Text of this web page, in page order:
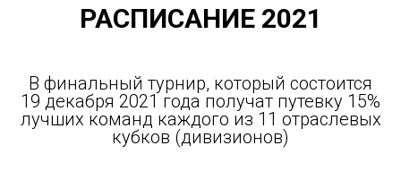
РАСПИСАНИЕ 2021
В финальный турнир, который состоится
19 декабря 2021 года получат путевку 15%
лучших команд каждого из 11 отраслевых
кубков (дивизионов)